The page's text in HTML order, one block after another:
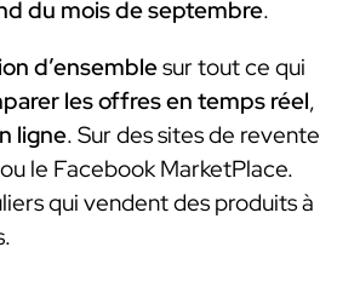
du mois de septembre.
d’ensemblesur tout ce qui
les offres en temps réel,
ligne. Sur des sites de revente
le Facebook MarketPlace.
qui vendent des produits à